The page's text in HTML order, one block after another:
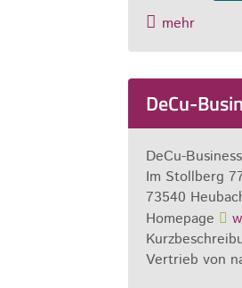
mehr
DeCu-
DeCu-
Im Stollberg
73540
Homepage
Vertrieb von